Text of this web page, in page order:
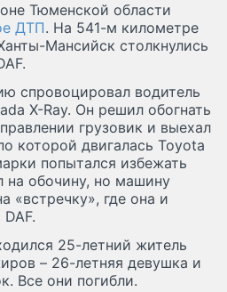
Тюменской области
ДТП. На 541-м километре
Мансийск столкнулись
спровоцировал водитель
X-Ray. Он решил обогнать
грузовик и выехал
которой двигалась Toyota
попытался избежать
на обочину, но машину
«встречку», где она и
25-летний житель
– 26-летняя девушка и
Все они погибли.